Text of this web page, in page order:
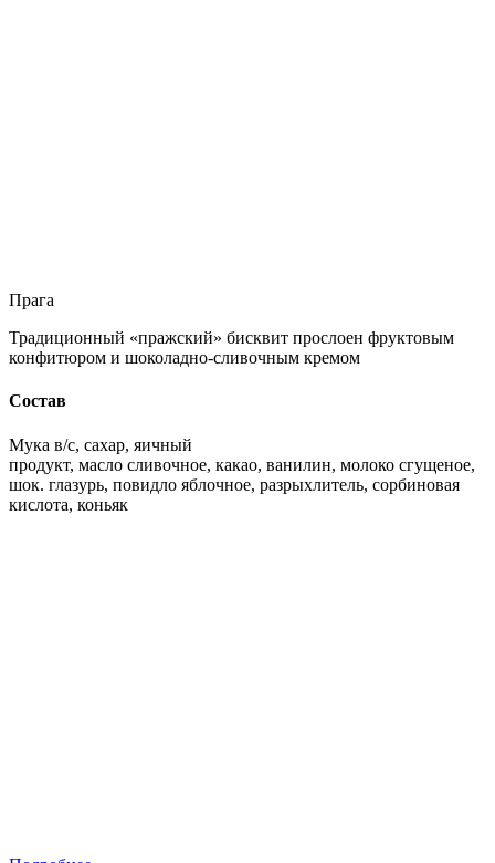
Прага
Традиционный «пражский» бисквит прослоен фруктовым
конфитюром и шоколадно-сливочным кремом
Состав
Мука в/с, сахар, яичный
продукт, масло сливочное, какао, ванилин, молоко сгущеное,
шок. глазурь, повидло яблочное, разрыхлитель, сорбиновая
кислота, коньяк